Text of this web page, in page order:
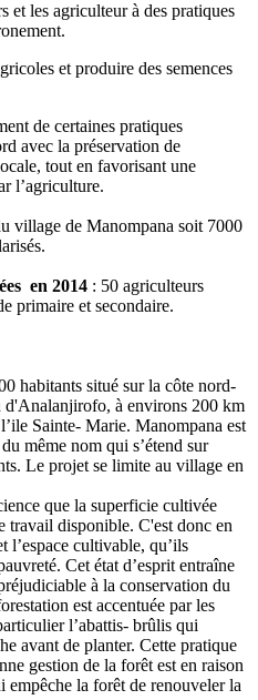
et les agriculteur à des pratiques
et produire des semences
de certaines pratiques
avec la préservation de
tout en favorisant une
l’agriculture.
village de Manompana soit 7000
en 2014 : 50 agriculteurs
primaire et secondaire.
habitants situé sur la côte nord-
d'Analanjirofo, à environs 200 km
Sainte- Marie. Manompana est
même nom qui s’étend sur
Le projet se limite au village en
que la superficie cultivée
travail disponible. C'est donc en
l’espace cultivable, qu’ils
Cet état d’esprit entraîne
à la conservation du
est accentuée par les
l’abattis- brûlis qui
avant de planter. Cette pratique
gestion de la forêt est en raison
empêche la forêt de renouveler la